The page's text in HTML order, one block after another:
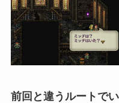
前回と違うルートで